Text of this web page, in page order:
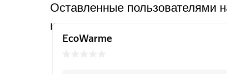
Оставленные пользователями
картах.